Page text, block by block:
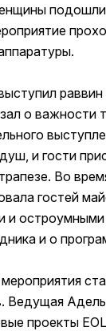
подошли
о важности
и гости
Во
гостей
и
и о
Ведущая
проекты